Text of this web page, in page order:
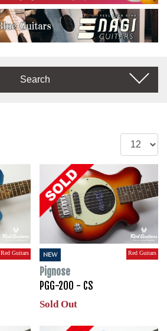
Search
Red Guitars NEW Red Guitars
Pignose
PGG-200 - CS
Sold Out